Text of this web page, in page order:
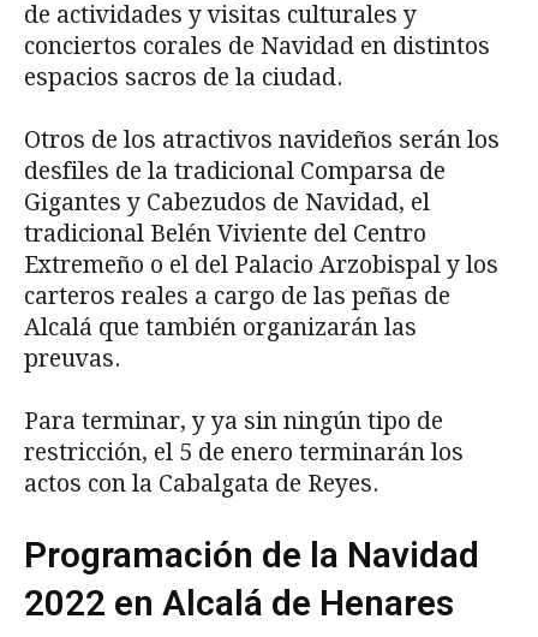
de actividades y visitas culturales y
conciertos corales de Navidad en distintos
espacios sacros de la ciudad.
Otros de los atractivos navideños serán los
desfiles de la tradicional Comparsa de
Gigantes y Cabezudos de Navidad, el
tradicional Belén Viviente del Centro
Extremeño o el del Palacio Arzobispal y los
carteros reales a cargo de las peñas de
Alcalá que también organizarán las
preuvas.
Para terminar, y ya sin ningún tipo de
restricción, el 5 de enero terminarán los
actos con la Cabalgata de Reyes.
Programación de la Navidad
2022 en Alcalá de Henares